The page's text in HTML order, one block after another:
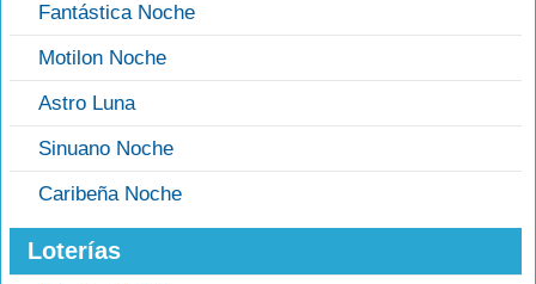
Fantástica Noche
Motilon Noche
Astro Luna
Sinuano Noche
Caribeña Noche
Loterías